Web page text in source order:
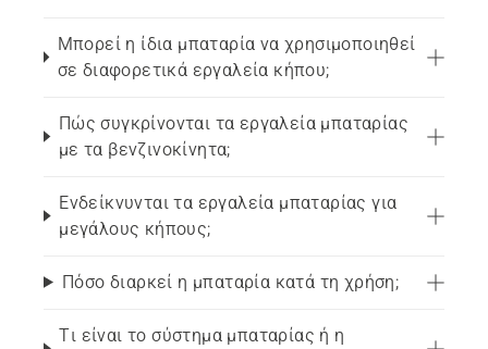
Μπορεί η ίδια μπαταρία να χρησιμοποιηθεί
σε διαφορετικά εργαλεία κήπου;
Πώς συγκρίνονται τα εργαλεία μπαταρίας
με τα βενζινοκίνητα;
Ενδείκνυνται τα εργαλεία μπαταρίας για
μεγάλους κήπους;
Πόσο διαρκεί η μπαταρία κατά τη χρήση;
Τι είναι το σύστημα μπαταρίας ή η